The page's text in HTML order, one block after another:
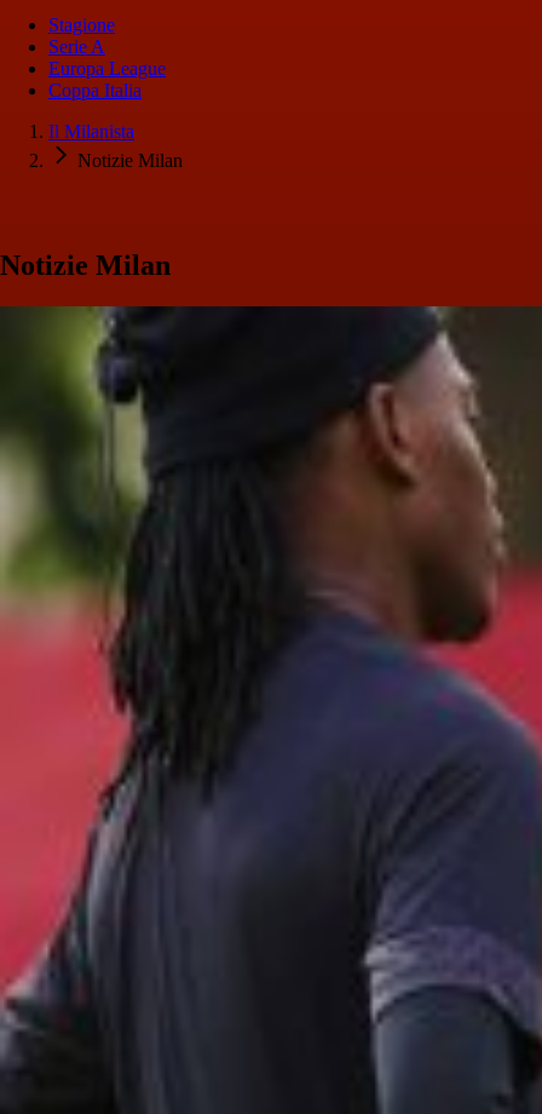
Stagione
Serie A
Europa League
Coppa Italia
Il Milanista
Notizie Milan
Notizie Milan